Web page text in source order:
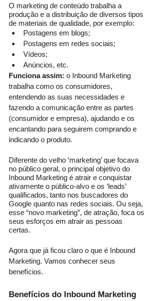
O marketing de conteúdo trabalha a
produção e a distribuição de diversos tipos
de materiais de qualidade, por exemplo:
Postagens em blogs;
Postagens em redes sociais;
Vídeos;
Anúncios, etc.
Funciona assim: o Inbound Marketing
trabalha como os consumidores,
entendendo as suas necessidades e
fazendo a comunicação entre as partes
(consumidor e empresa), ajudando e os
encantando para seguirem comprando e
indicando o produto.
Diferente do velho ‘marketing’ que focava
no público geral, o principal objetivo do
Inbound Marketing é atrair e conquistar
ativamente o público-alvo e os ‘leads’
qualificados, tanto nos buscadores do
Google quanto nas redes sociais. Ou seja,
esse “novo marketing”, de atração, foca os
seus esforços em atrair as pessoas
certas.
Agora que já ficou claro o que é Inbound
Marketing. Vamos conhecer seus
benefícios.
Benefícios do Inbound Marketing